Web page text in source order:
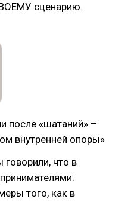
сценарию.
после «шатаний» –
внутренней опоры»
что в
того, как в